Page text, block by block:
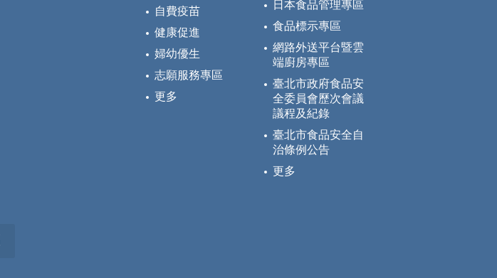
自費疫苗
健康促進
婦幼優生
志願服務專區
更多
日本食品管理專區
食品標示專區
網路外送平台暨雲
端廚房專區
臺北市政府食品安
全委員會歷次會議
議程及紀錄
臺北市食品安全自
治條例公告
更多